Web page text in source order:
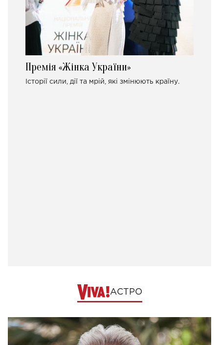
Премія «Жінка України»
Історії сили, дії та мрій, які змінюють країну.
АСТРО